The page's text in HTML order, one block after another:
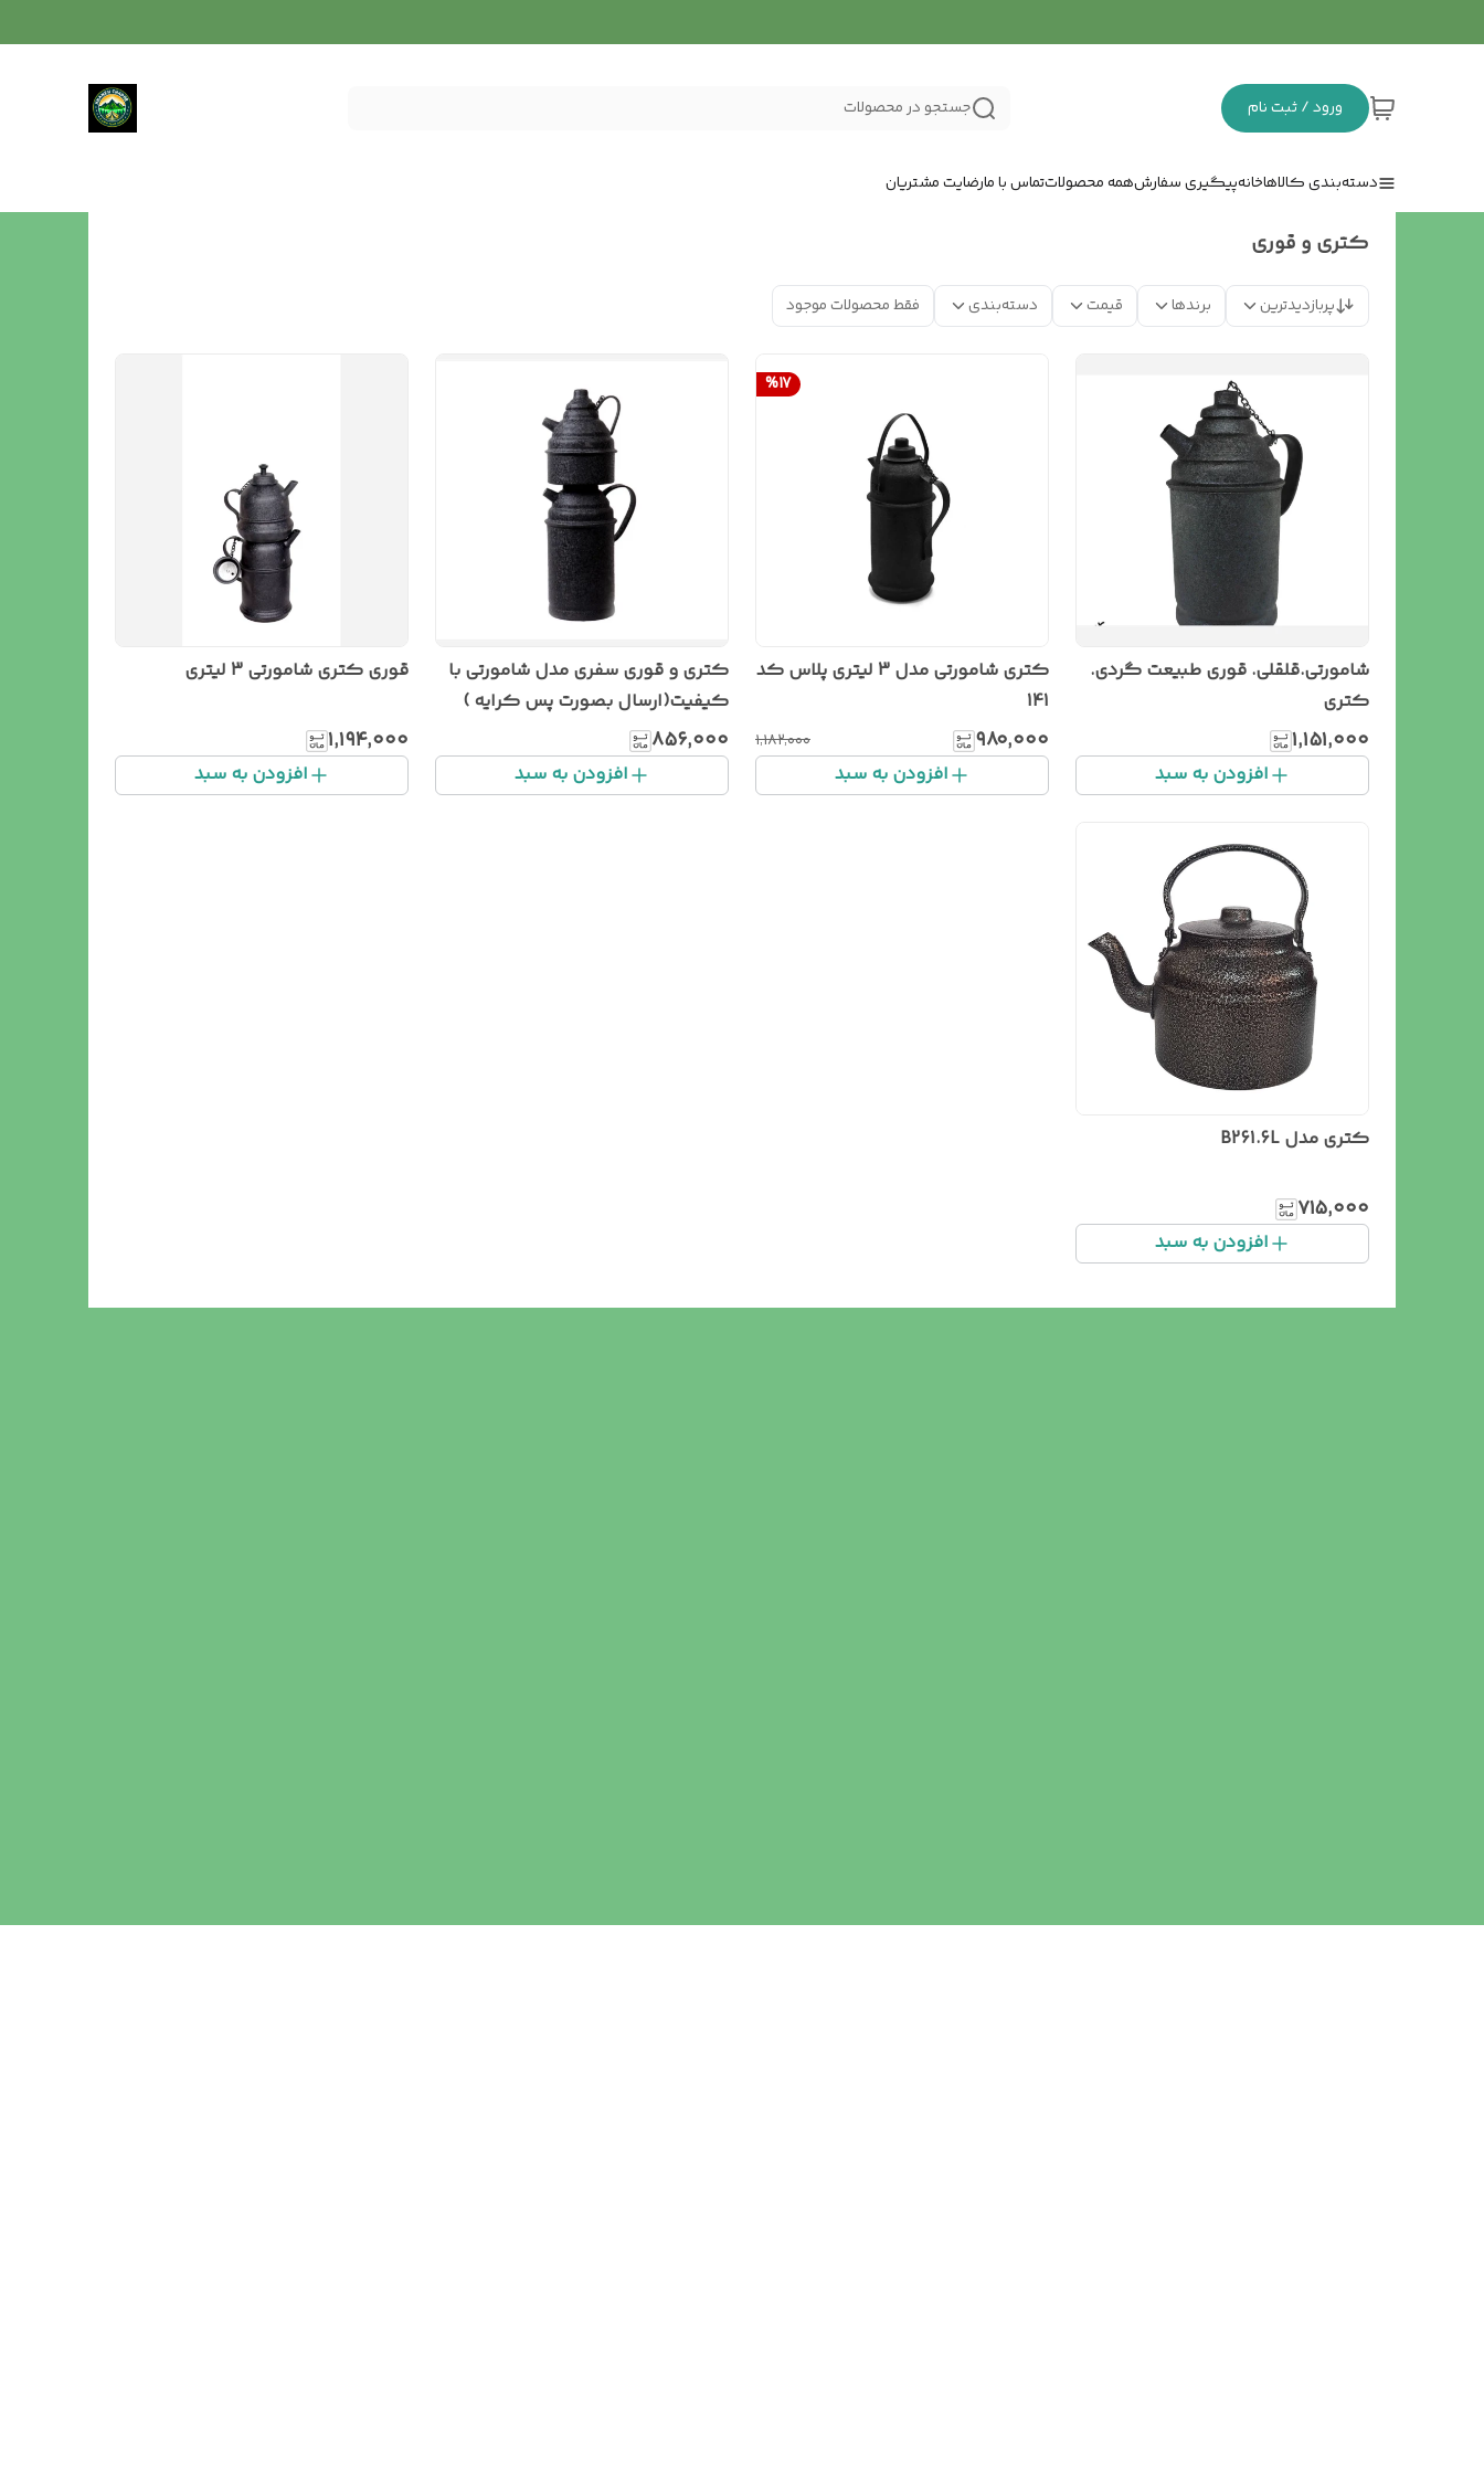
ورود / ثبت نام جستجو در محصولات
دسته‌بندی کالاهاخانهپیگیری سفارشهمه محصولاتتماس با مارضایت مشتریان
کتری و قوری
پربازدیدترین برندها قیمت دسته‌بندی فقط محصولات موجود
شامورتی.قلقلی. قوری طبیعت گردی.
کتری
۱٬۱۵۱٬۰۰۰
افزودن به سبد
%17
کتری شامورتی مدل 3 لیتری پلاس کد
141
۹۸۰٬۰۰۰ ۱٬۱۸۲٬۰۰۰
افزودن به سبد
کتری و قوری سفری مدل شامورتی با
کیفیت(ارسال بصورت پس کرایه )
۸۵۶٬۰۰۰
افزودن به سبد
قوری کتری شامورتی 3 لیتری
۱٬۱۹۴٬۰۰۰
افزودن به سبد
کتری مدل B261.6L
۷۱۵٬۰۰۰
افزودن به سبد